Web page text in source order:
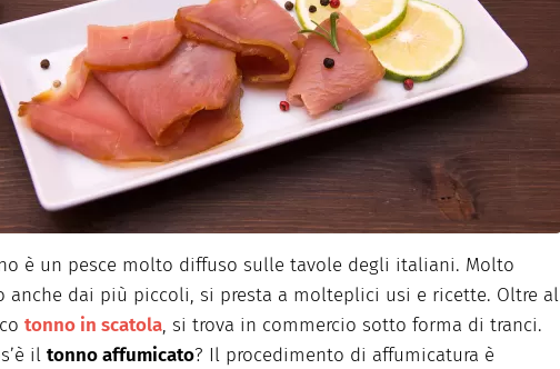
Pasqua
San Valentino
è un pesce molto diffuso sulle tavole degli italiani. Molto
anche dai più piccoli, si presta a molteplici usi e ricette. Oltre al
tonno in scatola, si trova in commercio sotto forma di tranci.
il tonno affumicato? Il procedimento di affumicatura è